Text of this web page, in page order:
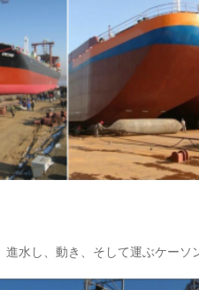
水し、動き、そして運ぶケーソ